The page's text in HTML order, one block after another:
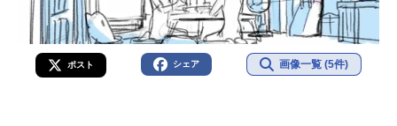
ポスト シェア 画像一覧 (5件)